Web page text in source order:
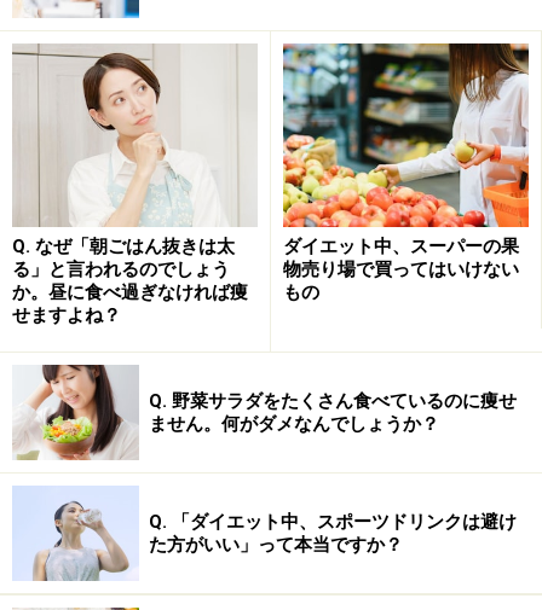
がよくなる」など、さまざまな効果が期待できるという
わけです。
■ローフードダイエット中に食べて良いもの
・果物＆生で食べることができる野菜
・低温処理のドライフルーツや海藻類
・納豆、味噌、醤油、豆腐
（＊一旦加熱されているが、その後も発酵を続けるので
OK）
・ナッツ類
（＊生のナッツの場合、一晩水に浸し酵素抑制物質を除
去）
・発芽させた豆、穀類
（例：スプラウト、発芽玄米を粉に挽いてお菓子やピザ
生地に、ふやかしてサラダやスープに使う）
■ローフードダイエット中に食べてはいけないもの
Q. なぜ「朝ごはん抜きは太
る」と言われるのでしょう
か。昼に食べ過ぎなければ痩
せますよね？
ダイエット中、スーパーの果
物売り場で買ってはいけない
もの
Q. 野菜サラダをたくさん食べているのに痩せ
ません。何がダメなんでしょうか？
Q. 「ダイエット中、スポーツドリンクは避け
た方がいい」って本当ですか？